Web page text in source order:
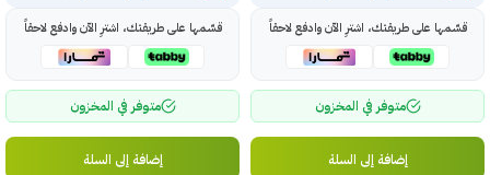
قسّمها على طريقتك، اشترِ الآن وادفع لاحقاً
متوفر في المخزون
إضافة إلى السلة
قسّمها على طريقتك، اشترِ الآن وادفع لاحقاً
متوفر في المخزون
إضافة إلى السلة